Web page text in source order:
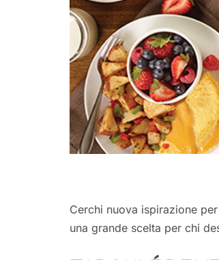
Cerchi nuova ispirazione
una grande scelta per chi